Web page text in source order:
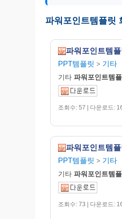
파워포인트템플릿
파워포인트템
PPT템플릿 > 기타
기타 파워포인트템
조회수: 57 | 다운로드:
파워포인트템
PPT템플릿 > 기타
기타 파워포인트템
조회수: 73 | 다운로드: